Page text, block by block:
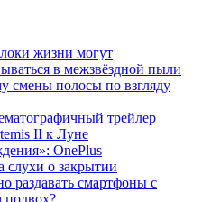
жизни могут
в межзвёздной пыли
смены полосы по взгляду
трейлер
II к Луне
OnePlus
слухи о закрытии
раздавать смартфоны с